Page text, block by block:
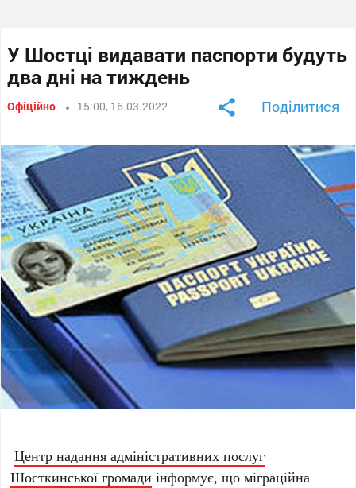
У Шостці видавати паспорти будуть
два дні на тиждень
Офіційно 15:00, 16.03.2022 Поділитися
Центр надання адміністративних послуг
Шосткинської громади інформує, щоміграційна